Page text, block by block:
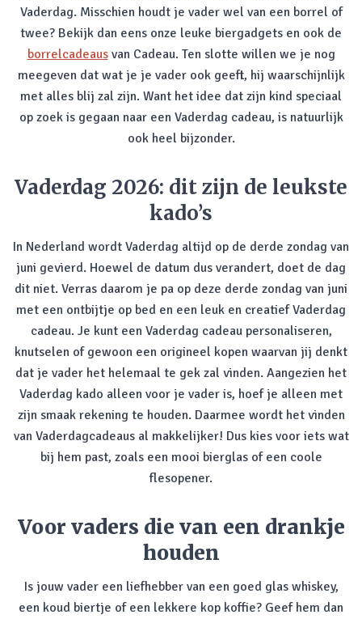
Vaderdag. Misschien houdt je vader wel van een borrel of
twee? Bekijk dan eens onze leuke biergadgets en ook de
borrelcadeausvan Cadeau. Ten slotte willen we je nog
meegeven dat wat je je vader ook geeft, hij waarschijnlijk
met alles blij zal zijn. Want het idee dat zijn kind speciaal
op zoek is gegaan naar een Vaderdag cadeau, is natuurlijk
ook heel bijzonder.
Vaderdag 2026: dit zijn de leukste
kado’s
In Nederland wordt Vaderdag altijd op de derde zondag van
juni gevierd. Hoewel de datum dus verandert, doet de dag
dit niet. Verras daarom je pa op deze derde zondag van juni
met een ontbijtje op bed en een leuk en creatief Vaderdag
cadeau. Je kunt een Vaderdag cadeau personaliseren,
knutselen of gewoon een origineel kopen waarvan jij denkt
dat je vader het helemaal te gek zal vinden. Aangezien het
Vaderdag kado alleen voor je vader is, hoef je alleen met
zijn smaak rekening te houden. Daarmee wordt het vinden
van Vaderdagcadeaus al makkelijker! Dus kies voor iets wat
bij hem past, zoals een mooi bierglas of een coole
flesopener.
Voor vaders die van een drankje
houden
Is jouw vader een liefhebber van een goed glas whiskey,
een koud biertje of een lekkere kop koffie? Geef hem dan